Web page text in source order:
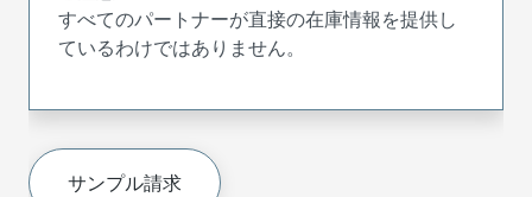
すべてのパートナーが直接の在庫情報を提供し
ているわけではありません。
サンプル請求